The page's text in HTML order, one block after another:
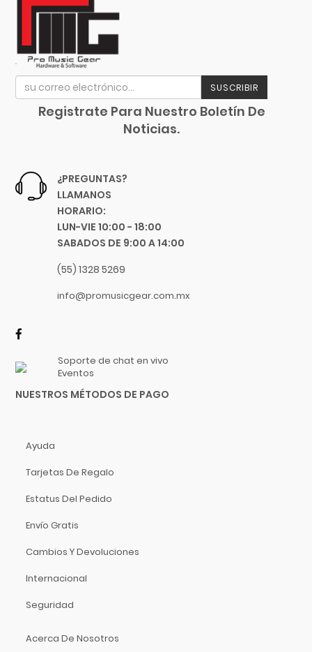
.73
.96
1.0
1.3
20 Ft.
30 Ft.
Pequeño
Extra Heavy
26"
30"
1 Oz.
2 Oz.
Ernie Ball
Event
EVH
Excelsior
Fender
Funlab
Furman
Genelec
Gibraltar
Gibson
Hal Leonard
HH
Hitachi
HK Audio
Hofner
Hosa Technology
IK Multimedia
ISO Acoustics
SUSCRIBIR
Registrate Para Nuestro Boletín De
Noticias.
¿PREGUNTAS?
LLAMANOS
HORARIO:
LUN-VIE 10:00 - 18:00
SABADOS DE 9:00 A 14:00
(55) 1328 5269
info@promusicgear.com.mx
Soporte de chat en vivo
Eventos
NUESTROS MÉTODOS DE PAGO
Ayuda
Tarjetas De Regalo
Estatus Del Pedido
Envío Gratis
Cambios Y Devoluciones
Internacional
Seguridad
Acerca De Nosotros